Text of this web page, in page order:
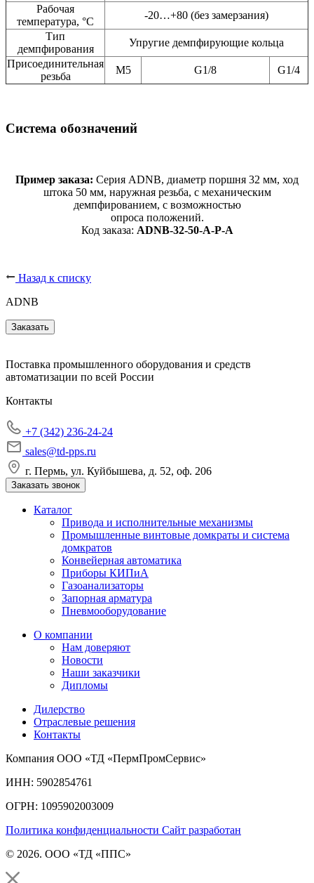
Рабочая
температура, °C
-20…+80 (без замерзания)
Тип
демпфирования
Упругие демпфирующие кольца
Присоединительная
резьба
M5 G1/8 G1/4
Система обозначений
Пример заказа: Серия ADNB, диаметр поршня 32 мм, ход
штока 50 мм, наружная резьба, с механическим
демпфированием, с возможностью
опроса положений.
Код заказа: ADNB-32-50-A-P-A
Назад к списку
ADNB
Заказать
Поставка промышленного оборудования и средств
автоматизации по всей России
Контакты
+7 (342) 236-24-24
sales@td-pps.ru
г. Пермь, ул. Куйбышева, д. 52, оф. 206
Заказать звонок
Каталог
Привода и исполнительные механизмы
Промышленные винтовые домкраты и система
домкратов
Конвейерная автоматика
Приборы КИПиА
Газоанализаторы
Запорная арматура
Пневмооборудование
О компании
Нам доверяют
Новости
Наши заказчики
Дипломы
Дилерство
Отраслевые решения
Контакты
Компания ООО «ТД «ПермПромСервис»
ИНН: 5902854761
ОГРН: 1095902003009
Политика конфиденциальности Сайт разработан
© 2026. ООО «ТД «ППС»